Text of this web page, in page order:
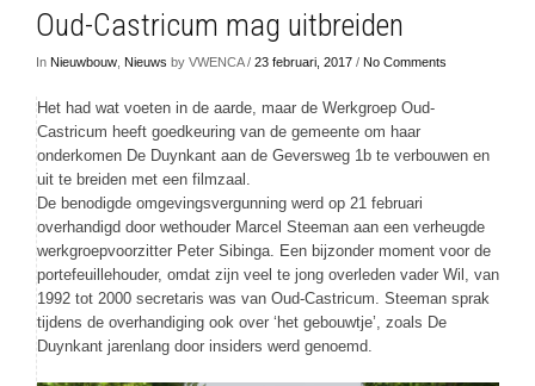
Oud-Castricum mag uitbreiden
In Nieuwbouw Nieuws by VWENCA / 23 februari, 2017 / No Comments
Het had wat voeten in de aarde, maar de Werkgroep Oud-
Castricum heeft goedkeuring van de gemeente om haar
onderkomen De Duynkant aan de Geversweg 1b te verbouwen en
uit te breiden met een filmzaal.
De benodigde omgevingsvergunning werd op 21 februari
overhandigd door wethouder Marcel Steeman aan een verheugde
werkgroepvoorzitter Peter Sibinga. Een bijzonder moment voor de
portefeuillehouder, omdat zijn veel te jong overleden vader Wil, van
1992 tot 2000 secretaris was van Oud-Castricum. Steeman sprak
tijdens de overhandiging ook over ‘het gebouwtje’, zoals De
Duynkant jarenlang door insiders werd genoemd.